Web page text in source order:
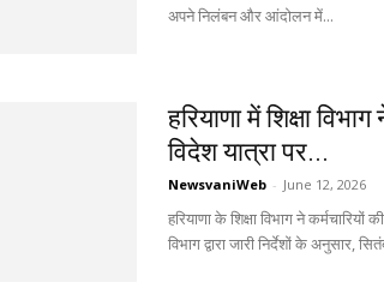
अपने निलंबन और आंदोलन में...
हरियाणा में शिक्षा
विदेश यात्रा पर...
NewsvaniWeb - June 12, 2026
हरियाणा के शिक्षा विभाग ने
विभाग द्वारा जारी निर्देशों के अनुसार,